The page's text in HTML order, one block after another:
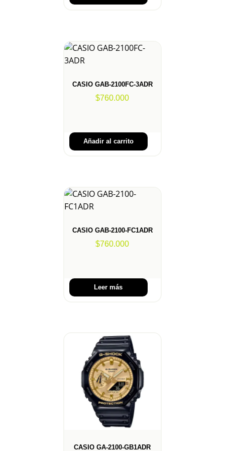
CASIO GAB-2100FC-3ADR
$760.000
Añadir al carrito
CASIO GAB-2100-FC1ADR
$760.000
Leer más
CASIO GA-2100-GB1ADR